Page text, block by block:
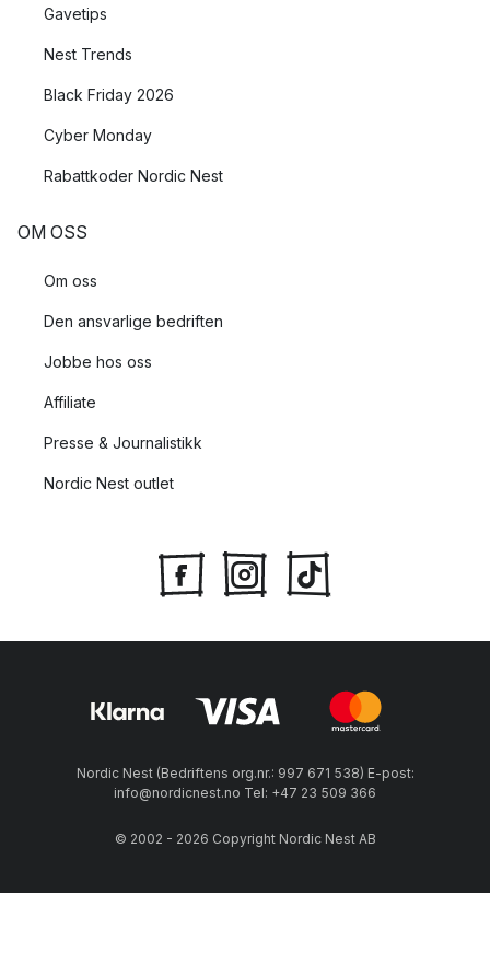
Gavetips
Nest Trends
Black Friday 2026
Cyber Monday
Rabattkoder Nordic Nest
OM OSS
Om oss
Den ansvarlige bedriften
Jobbe hos oss
Affiliate
Presse & Journalistikk
Nordic Nest outlet
Nordic Nest (Bedriftens org.nr.: 997 671 538) E-post:
info@nordicnest.no Tel: +47 23 509 366
© 2002 - 2026 Copyright Nordic Nest AB